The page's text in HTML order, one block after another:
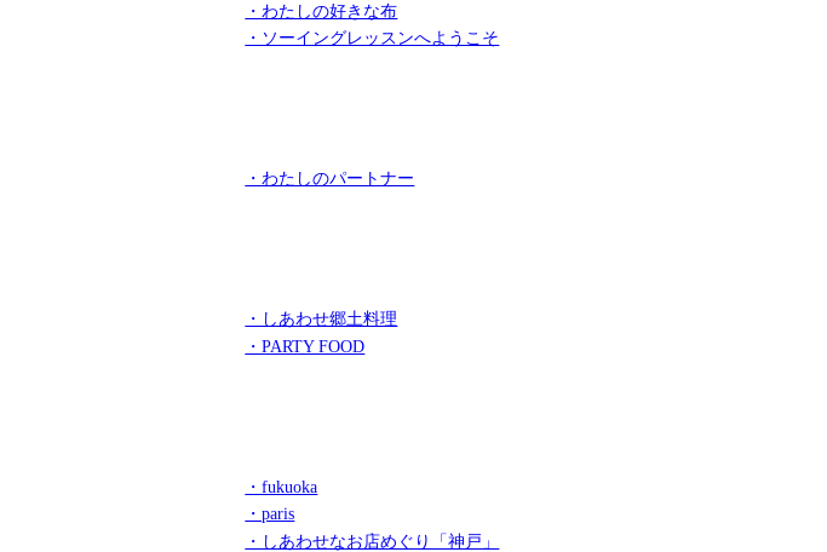
・わたしの好きな布
・ソーイングレッスンへようこそ
・わたしのパートナー
・しあわせ郷土料理
・PARTY FOOD
・fukuoka
・paris
・しあわせなお店めぐり「神戸」